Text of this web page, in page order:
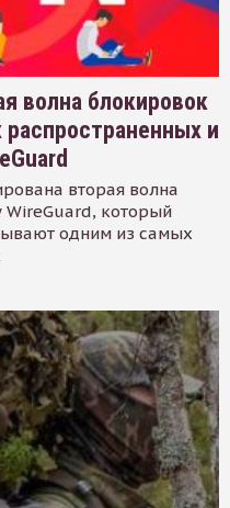
волна блокировок
и
вторая волна
WireGuard, который
одним из самых